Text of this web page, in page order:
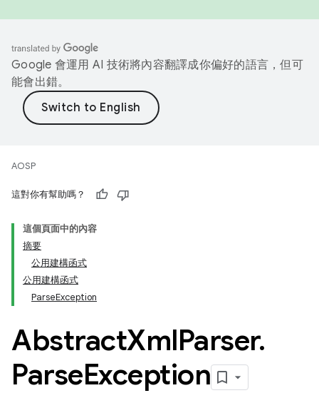
Google 會運用 AI 技術將內容翻譯成你偏好的語言，但可
能會出錯。
AOSP
這對你有幫助嗎？
這個頁面中的內容
摘要
公用建構函式
公用建構函式
ParseException
AbstractXmlParser.
ParseException